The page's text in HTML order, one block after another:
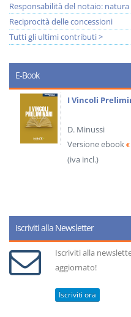
Responsabilità del notaio:
Reciprocità delle concessioni
Tutti gli ultimi contributi >
E-Book
I Vincoli
D. Minussi
Versione ebook €
(iva incl.)
Iscriviti alla Newsletter
Iscriviti alla
aggiornato!
Iscriviti ora